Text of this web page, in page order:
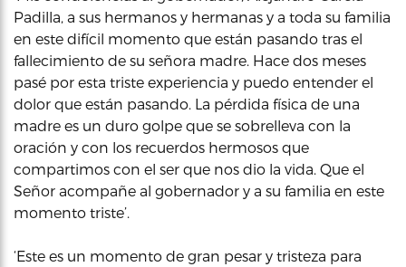
Padilla, a sus hermanos y hermanas y a toda su familia
en este difícil momento que están pasando tras el
fallecimiento de su señora madre. Hace dos meses
pasé por esta triste experiencia y puedo entender el
dolor que están pasando. La pérdida física de una
madre es un duro golpe que se sobrelleva con la
oración y con los recuerdos hermosos que
compartimos con el ser que nos dio la vida. Que el
Señor acompañe al gobernador y a su familia en este
momento triste’.
‘Este es un momento de gran pesar y tristeza para